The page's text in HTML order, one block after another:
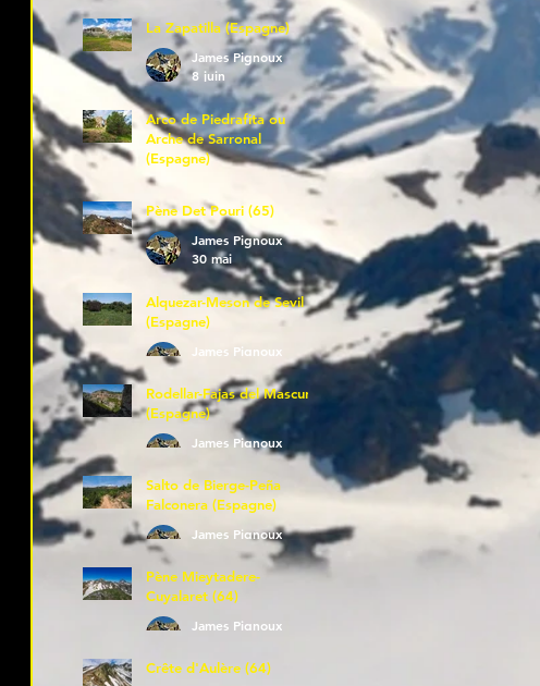
La Zapatilla (Espagne)
James Pignoux
8 juin
Arco de Piedrafita ou
Arche de Sarronal
(Espagne)
7 juin
Pène Det Pouri (65)
James Pignoux
30 mai
Alquezar-Meson de Sevil
(Espagne)
James Pignoux
Rodellar-Fajas del Mascun
(Espagne)
James Pignoux
Salto de Bierge-Peña
Falconera (Espagne)
James Pignoux
Pène Mieytadere-
Cuyalaret (64)
James Pignoux
Crête d'Aulère (64)